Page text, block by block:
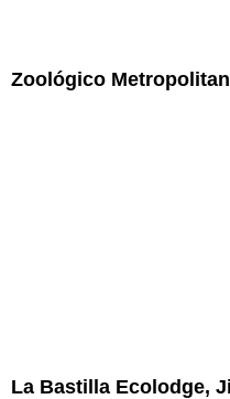
Zoológico
La Bastilla Ecolodge,